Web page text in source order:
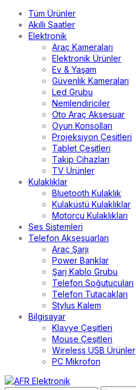
Tüm Ürünler
Akıllı Saatler
Elektronik
Araç Kameraları
Elektronik Ürünler
Ev & Yaşam
Güvenlik Kameraları
Led Grubu
Nemlendiriciler
Oto Araç Aksesuar
Oyun Konsolları
Projeksiyon Çeşitleri
Tablet Çeşitleri
Takip Cihazları
TV Ürünler
Kulaklıklar
Bluetooth Kulaklık
Kulaküstü Kulaklıklar
Motorcu Kulaklıkları
Ses Sistemleri
Telefon Aksesuarları
Araç Şarjı
Power Banklar
Şarj Kablo Grubu
Telefon Soğutucuları
Telefon Tutacakları
Stylus Kalem
Bilgisayar
Klavye Çeşitleri
Mouse Çeşitleri
Wireless USB Ürünler
PC Mikrofon